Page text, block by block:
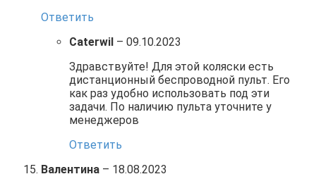
Ответить
Caterwil – 09.10.2023
Здравствуйте! Для этой коляски есть
дистанционный беспроводной пульт. Его
как раз удобно использовать под эти
задачи. По наличию пульта уточните у
менеджеров
Ответить
Валентина – 18.08.2023